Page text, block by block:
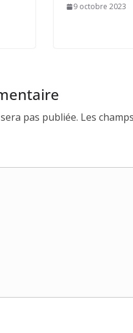
9 octobre 2023
pas publiée. Les